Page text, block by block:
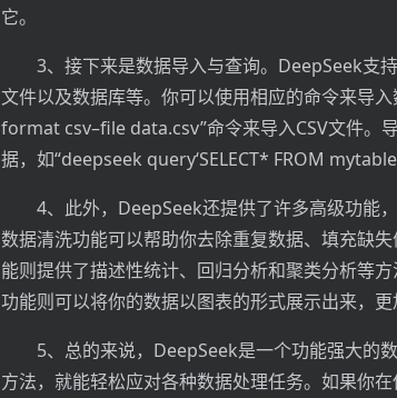
它。
3、接下来是数据导入与查询。DeepSeek支
文件以及数据库等。你可以使用相应的命令来导
format csv–file data.csv”命令来导入CSV文件。
据，如“deepseek query‘SELECT* FROM
4、此外，DeepSeek还提供了许多高级功能
数据清洗功能可以帮助你去除重复数据、填充缺
能则提供了描述性统计、回归分析和聚类分析等
功能则可以将你的数据以图表的形式展示出来，更
5、总的来说，DeepSeek是一个功能强大的
方法，就能轻松应对各种数据处理任务。如果你